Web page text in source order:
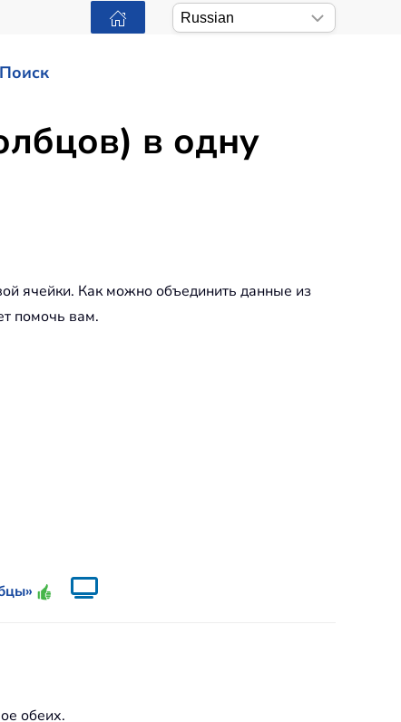
Поиск
в одну
ячейки. Как можно объединить данные из
помочь вам.
обеих.